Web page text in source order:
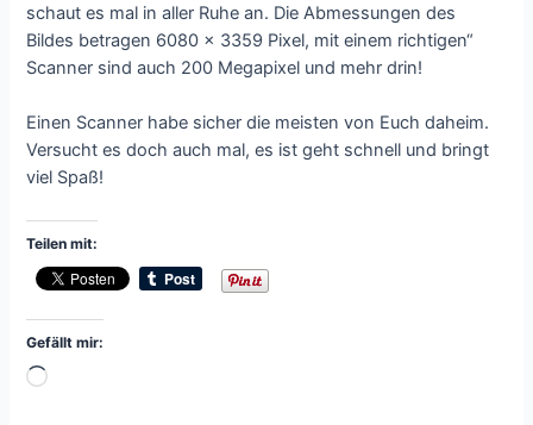
schaut es mal in aller Ruhe an. Die Abmessungen des
Bildes betragen 6080 x 3359 Pixel, mit einem richtigen“
Scanner sind auch 200 Megapixel und mehr drin!
Einen Scanner habe sicher die meisten von Euch daheim.
Versucht es doch auch mal, es ist geht schnell und bringt
viel Spaß!
Teilen mit:
Gefällt mir:
Wird